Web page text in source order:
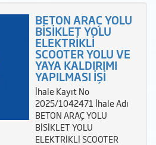
BETON ARAÇ YOLU
BİSİKLET YOLU
ELEKTRİKLİ
SCOOTER YOLU VE
YAYA KALDIRIMI
YAPILMASI İŞİ
İhale Kayıt No
2025/1042471 İhale Adı
BETON ARAÇ YOLU
BİSİKLET YOLU
ELEKTRİKLİ SCOOTER